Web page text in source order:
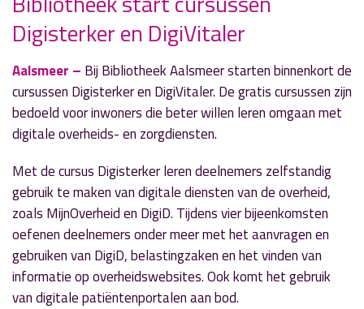
« Vorig nieuwsbericht
Omgangshuis Amstelland officieel geopend
27 mei 2026
» Volgend nieuwsbericht
De verhalenreeks 'Onderweg' door Martin
Spaargaren (4): 'Op grotere voet'
30 mei 2026
Digisterker en DigiVitaler
Aalsmeer – Bij Bibliotheek Aalsmeerstarten binnenkort de
cursussen Digisterker en DigiVitaler. De gratis cursussen zijn
bedoeld voor inwoners die beter willen leren omgaan met
digitale overheids- en zorgdiensten.
Met de cursus Digisterker leren deelnemers zelfstandig
gebruik te maken van digitale diensten van de overheid,
zoals MijnOverheiden DigiD. Tijdens vier bijeenkomsten
oefenen deelnemers onder meer met het aanvragen en
gebruiken van DigiD, belastingzaken en het vinden van
informatie op overheidswebsites. Ook komt het gebruik
van digitale patiëntenportalen aan bod.